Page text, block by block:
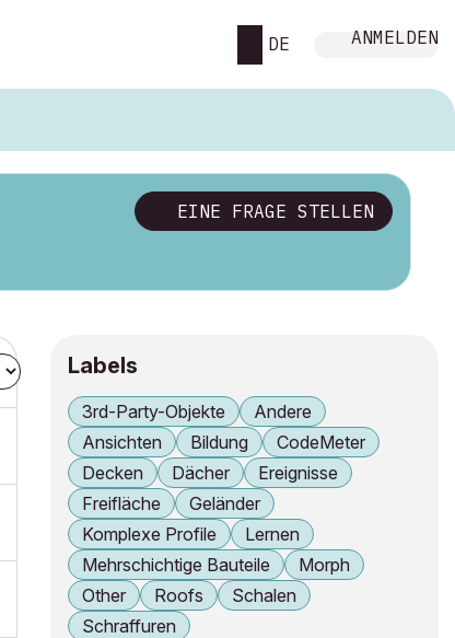
DE ANMELDEN
EINE FRAGE STELLEN
Labels
3rd-Party-Objekte
Andere
Ansichten
Bildung
CodeMeter
Decken
Dächer
Ereignisse
Freifläche
Geländer
Komplexe Profile
Lernen
Mehrschichtige Bauteile
Morph
Other
Roofs
Schalen
Schraffuren